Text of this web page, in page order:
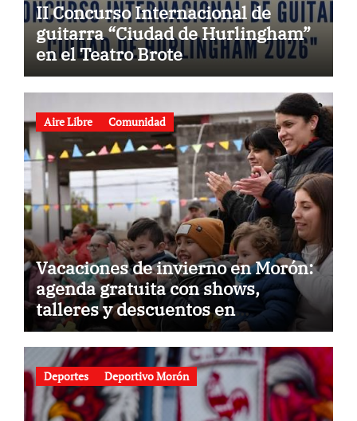
II Concurso Internacional de
guitarra “Ciudad de Hurlingham”
en el Teatro Brote
Aire Libre Comunidad
Vacaciones de invierno en Morón:
agenda gratuita con shows,
talleres y descuentos en
gastronomía
Deportes Deportivo Morón